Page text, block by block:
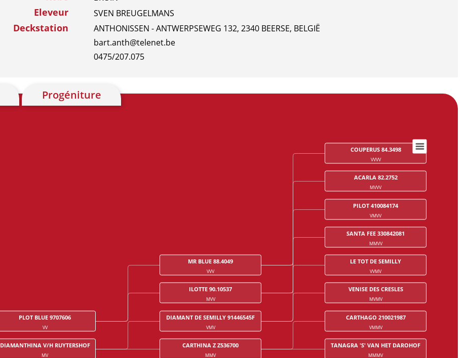
Eleveur SVEN BREUGELMANS
Deckstation
ANTHONISSEN - ANTWERPSEWEG 132, 2340 BEERSE, BELGIË
bart.anth@telenet.be
0475/207.075
Progéniture
PLOT BLUE 9707606
VV
DIAMANTHINA V/H RUYTERSHOF
MV
MR BLUE 88.4049
VVV
ILOTTE 90.10537
MVV
DIAMANT DE SEMILLY 91446545F
VMV
CARTHINA Z Z536700
MMV
COUPERUS 84.3498
VVVV
ACARLA 82.2752
MVVV
PILOT 410084174
VMVV
SANTA FEE 330842081
MMVV
LE TOT DE SEMILLY
VVMV
VENISE DES CRESLES
MVMV
CARTHAGO 210021987
VMMV
TANAGRA 'S' VAN HET DAROHOF
MMMV